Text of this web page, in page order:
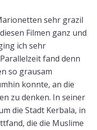
sehr grazil
Filmen ganz und
ich sehr
fand denn
so grausam
konnte, an die
zu denken. In seiner
die Stadt Kerbala, in
die die Muslime